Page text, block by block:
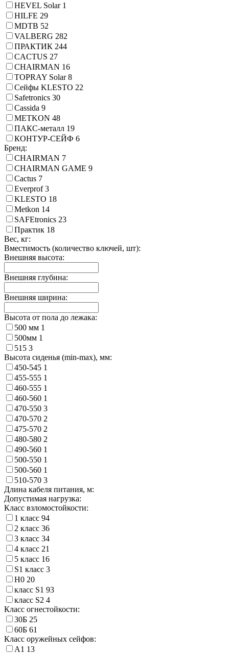
HEVEL Solar 1
HILFE 29
MDTB 52
VALBERG 282
ПРАКТИК 244
CACTUS 27
CHAIRMAN 16
TOPRAY Solar8
Сейфы KLESTO 22
Safetronics 30
Cassida 9
METKON 48
ПАКС-металл 19
КОНТУР-СЕЙФ 6
Бренд:
CHAIRMAN 7
CHAIRMAN GAME 9
Cactus 7
Everprof3
KLESTO 18
Metkon 14
SAFEtronics 23
Практик 18
Вес, кг:
Вместимость (количество ключей, шт):
Внешняя высота:
Внешняя глубина:
Внешняя ширина:
Высота от пола до лежака:
500 мм 1
500мм 1
515 3
Высота сиденья (min-max), мм:
450-545 1
455-555 1
460-555 1
460-560 1
470-550 3
470-570 2
475-570 2
480-580 2
490-560 1
500-550 1
500-560 1
510-570 3
Длина кабеля питания, м:
Допустимая нагрузка:
Класс взломостойкости:
1 класс 94
2 класс 36
3 класс 34
4 класс 21
5 класс 16
S1 класс 3
Н0 20
класс S1 93
класс S2 4
Класс огнестойкости:
30Б 25
60Б 61
Класс оружейных сейфов:
А1 13